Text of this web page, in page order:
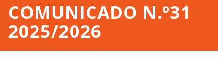
COMUNICADO N.º31
2025/2026